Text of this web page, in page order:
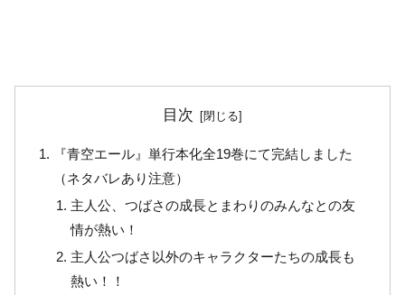
目次
『青空エール』単行本化全19巻にて完結しました
（ネタバレあり注意）
主人公、つばさの成長とまわりのみんなとの友
情が熱い！
主人公つばさ以外のキャラクターたちの成長も
熱い！！